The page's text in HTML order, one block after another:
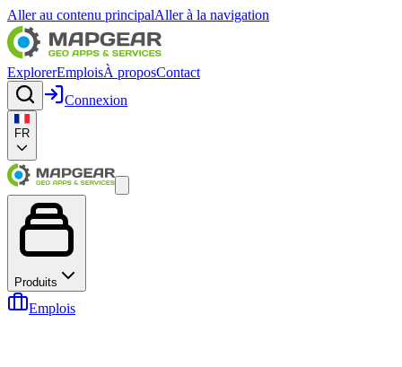
Aller au contenu principalAller à la navigation
ExplorerEmploisÀ proposContact
Connexion
FR
Produits
Emplois